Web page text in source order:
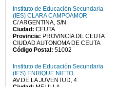
Instituto de Educación Secundaria
(IES) CLARA CAMPOAMOR
C/ ARGENTINA, S/N
Ciudad: CEUTA
Provincia: PROVINCIA DE CEUTA
CIUDAD AUTONOMA DE CEUTA
Código Postal: 51002
Instituto de Educación Secundaria
(IES) ENRIQUE NIETO
AV.DE LA JUVENTUD, 4